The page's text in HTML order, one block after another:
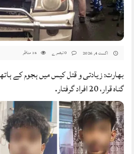
اگست 4, 2026 28 مناظر
بھارت: زیادتی و قتل کیس میں ہجوم کے
گناہ قرار، 20 افراد گرفتار.